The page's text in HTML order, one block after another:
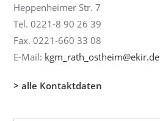
Heppenheimer Str. 7
Tel. 0221-8 90 26 39
Fax. 0221-660 33 08
E-Mail: kgm_rath_ostheim@ekir.de
> alle Kontaktdaten